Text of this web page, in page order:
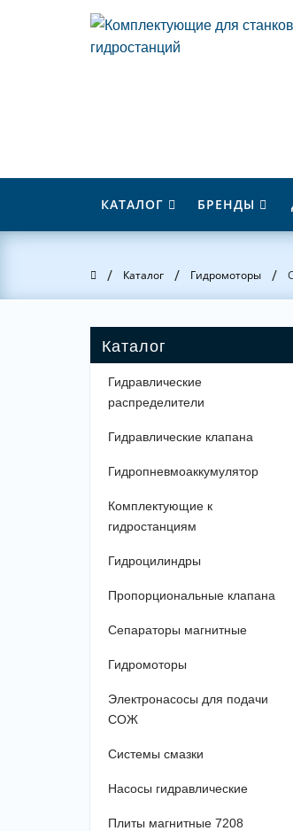
КАТАЛОГ БРЕНДЫ
Главная
/ Каталог / Гидромоторы /
Гидравлические
распределители
Гидравлические клапана
Гидропневмоаккумулятор
Комплектующие к
гидростанциям
Гидроцилиндры
Пропорциональные клапана
Сепараторы магнитные
Гидромоторы
Электронасосы для подачи
СОЖ
Системы смазки
Насосы гидравлические
Плиты магнитные 7208